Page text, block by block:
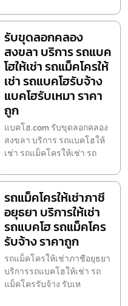
รับขุดลอกคลอง
สงขลา บริการ รถแบค
โฮให้เช่า รถแม็คโครให้
เช่า รถแบคโฮรับจ้าง
แบคโฮรับเหมา ราคา
ถูก
แบคโฮ.com รับขุดลอกคลอง
สงขลา บริการ รถแบคโฮให้
เช่า รถแม็คโครให้เช่า รถ
รถแม็คโครให้เช่าภาชี
อยุธยา บริการให้เช่า
รถแบคโฮ รถแม็คโคร
รับจ้าง ราคาถูก
รถแม็คโครให้เช่าภาชีอยุธยา
บริการรถแบคโฮให้เช่า รถ
แม็คโครรับจ้าง รับเห